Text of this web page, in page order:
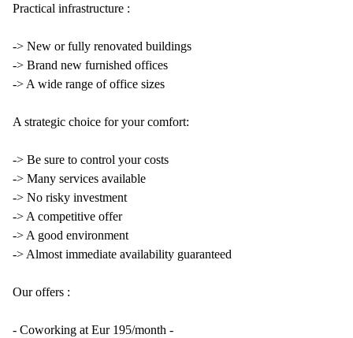
Practical infrastructure :
-> New or fully renovated buildings
-> Brand new furnished offices
-> A wide range of office sizes
A strategic choice for your comfort:
-> Be sure to control your costs
-> Many services available
-> No risky investment
-> A competitive offer
-> A good environment
-> Almost immediate availability guaranteed
Our offers :
- Coworking at Eur 195/month -